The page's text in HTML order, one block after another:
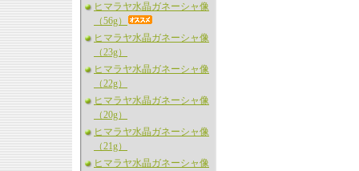
ヒマラヤ水晶ガネーシャ像
（56g）
ヒマラヤ水晶ガネーシャ像
（23g）
ヒマラヤ水晶ガネーシャ像
（22g）
ヒマラヤ水晶ガネーシャ像
（20g）
ヒマラヤ水晶ガネーシャ像
（21g）
ヒマラヤ水晶ガネーシャ像